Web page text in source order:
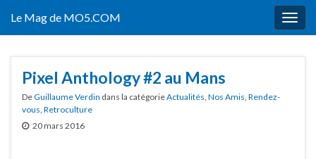
Le Mag de MO5.COM
Pixel Anthology #2 au Mans
DeGuillaume Verdin dans la catégorieActualités, Nos Amis, Rendez-
vous, Retroculture
20 mars 2016